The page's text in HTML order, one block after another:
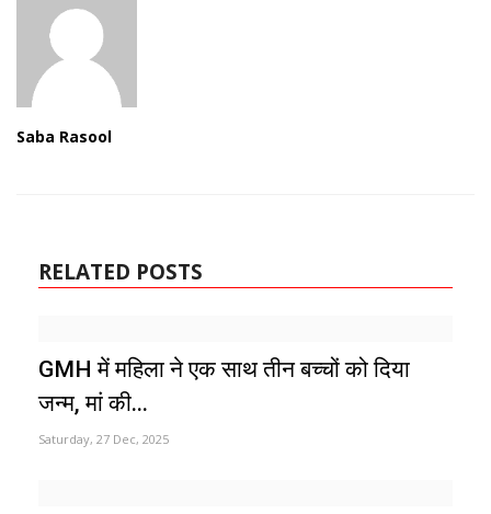
Saba Rasool
RELATED POSTS
GMH में महिला ने एक साथ तीन बच्चों को दिया
जन्म, मां की...
Saturday, 27 Dec, 2025